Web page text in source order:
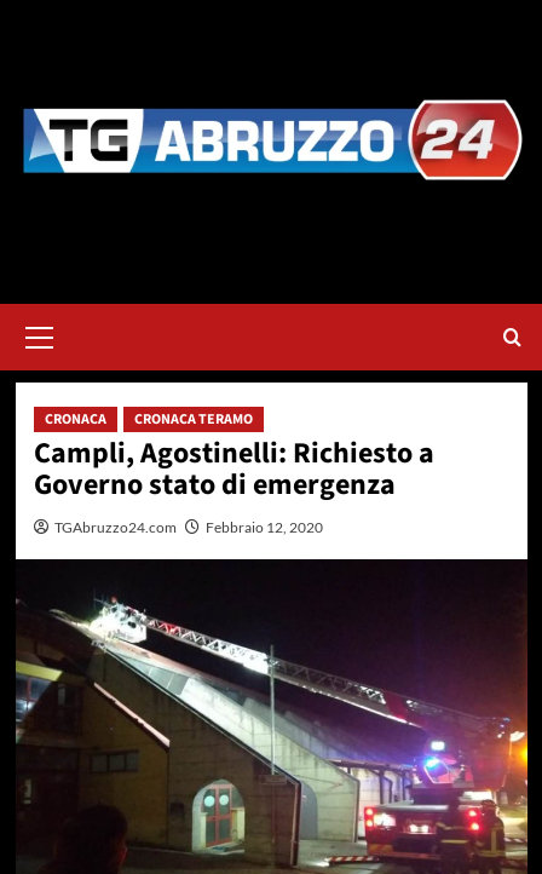
principale
CRONACA CRONACA TERAMO
Campli, Agostinelli: Richiesto a
Governo stato di emergenza
TGAbruzzo24.com Febbraio 12, 2020